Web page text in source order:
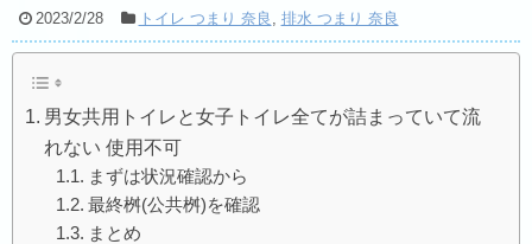
2023/2/28 トイレ つまり 奈良 , 排水 つまり 奈良
男女共用トイレと女子トイレ全てが詰まっていて流
れない 使用不可
まずは状況確認から
最終桝(公共桝)を確認
まとめ